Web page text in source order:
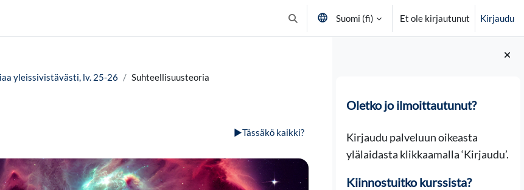
Vaihda hakusyöttöä
Suomi ‎(fi)‎ Et ole kirjautunut Kirjaudu
Oletko jo ilmoittautunut?
Kirjaudu palveluun oikeasta
ylälaidasta klikkaamalla ‘Kirjaudu’.
Kiinnostuitko kurssista?
yleissivistävästi, lv. 25-26 Suhteellisuusteoria
▶︎Tässäkö kaikki?